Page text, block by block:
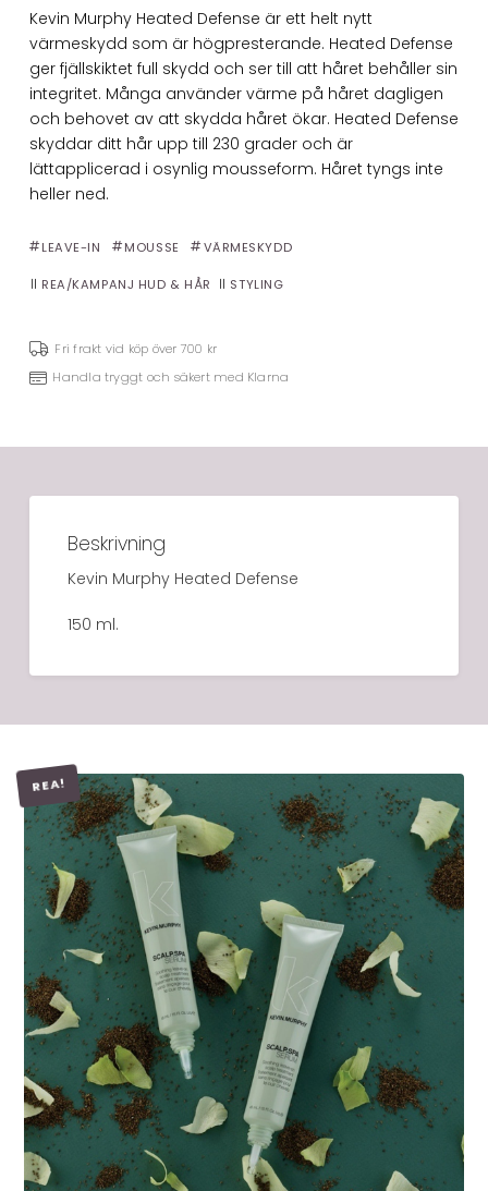
Kevin Murphy Heated Defense är ett helt nytt
värmeskydd som är högpresterande. Heated Defense
ger fjällskiktet full skydd och ser till att håret behåller sin
integritet. Många använder värme på håret dagligen
och behovet av att skydda håret ökar. Heated Defense
skyddar ditt hår upp till 230 grader och är
lättapplicerad i osynlig mousseform. Håret tyngs inte
heller ned.
LEAVE-IN MOUSSE VÄRMESKYDD
REA/KAMPANJ HUD & HÅR STYLING
Fri frakt vid köp över 700 kr
Handla tryggt och säkert med Klarna
Beskrivning
Kevin Murphy Heated Defense
150 ml.
REA!
LÄGG I VARUKORG